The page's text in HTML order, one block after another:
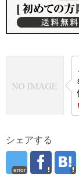
シェアする
error